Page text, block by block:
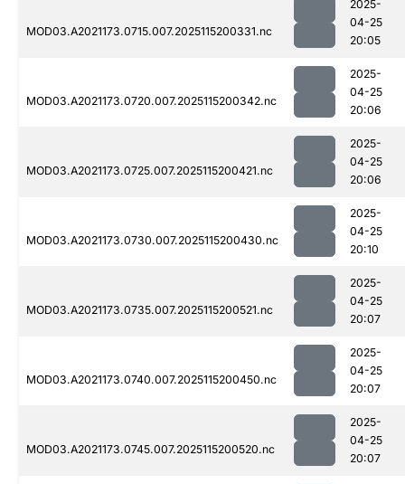
MOD03.A2021173.0715.007.2025115200331.nc
2025-
04-25
20:05
MOD03.A2021173.0720.007.2025115200342.nc
2025-
04-25
20:06
MOD03.A2021173.0725.007.2025115200421.nc
2025-
04-25
20:06
MOD03.A2021173.0730.007.2025115200430.nc
2025-
04-25
20:10
MOD03.A2021173.0735.007.2025115200521.nc
2025-
04-25
20:07
MOD03.A2021173.0740.007.2025115200450.nc
2025-
04-25
20:07
MOD03.A2021173.0745.007.2025115200520.nc
2025-
04-25
20:07